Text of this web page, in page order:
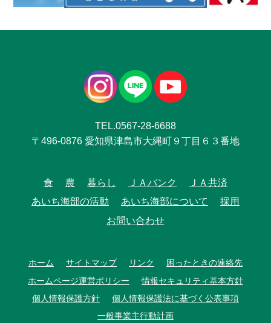
TEL.0567-28-6688
〒496-0876 愛知県津島市大縄町９丁目６３番地
食 農 暮らし ＪＡバンク
ＪＡ共済
あいち海部の活動
あいち海部について
採用
お問い合わせ
ホーム サイトマップ リンク
困ったときの連絡先
ホームページ運営ポリシー
情報セキュリティ基本方針
個人情報保護方針
個人情報保護法に基づく公表事項
一般事業主行動計画